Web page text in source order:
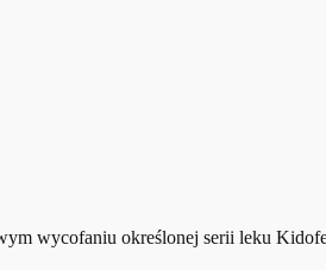
wycofaniu określonej serii leku